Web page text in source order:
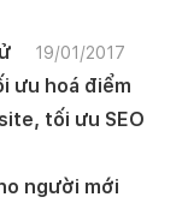
19/01/2017
ưu hoá điểm
tối ưu SEO
người mới